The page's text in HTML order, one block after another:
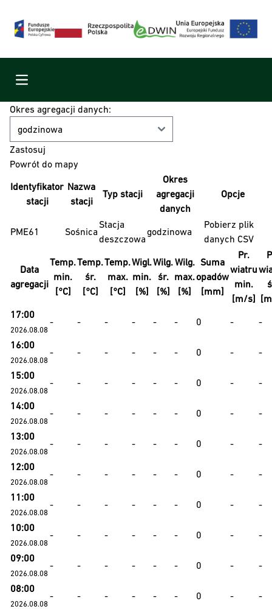
Menu
Okres agregacji danych:
Powrót do mapy
Identyfikator
stacji
Nazwa
stacji
Typ stacji
Okres
agregacji
danych
Opcje
PME61 Sośnica
Stacja
deszczowa
godzinowa
Pobierz plik
danych CSV
Data
agregacji
Temp.
min.
[°C]
Temp.
śr.
[°C]
Temp.
max.
[°C]
Wigl.
min.
[%]
Wilg.
śr.
[%]
Wilg.
max.
[%]
Suma
opadów
[mm]
Pr.
wiatru
min.
[m/s]
17:00
2026.08.08
- - - - - - 0 - -
16:00
2026.08.08
- - - - - - 0 - -
15:00
2026.08.08
- - - - - - 0 - -
14:00
2026.08.08
- - - - - - 0 - -
13:00
2026.08.08
- - - - - - 0 - -
12:00
2026.08.08
- - - - - - 0 - -
11:00
2026.08.08
- - - - - - 0 - -
10:00
2026.08.08
- - - - - - 0 - -
09:00
2026.08.08
- - - - - - 0 - -
08:00
2026.08.08
- - - - - - 0 - -